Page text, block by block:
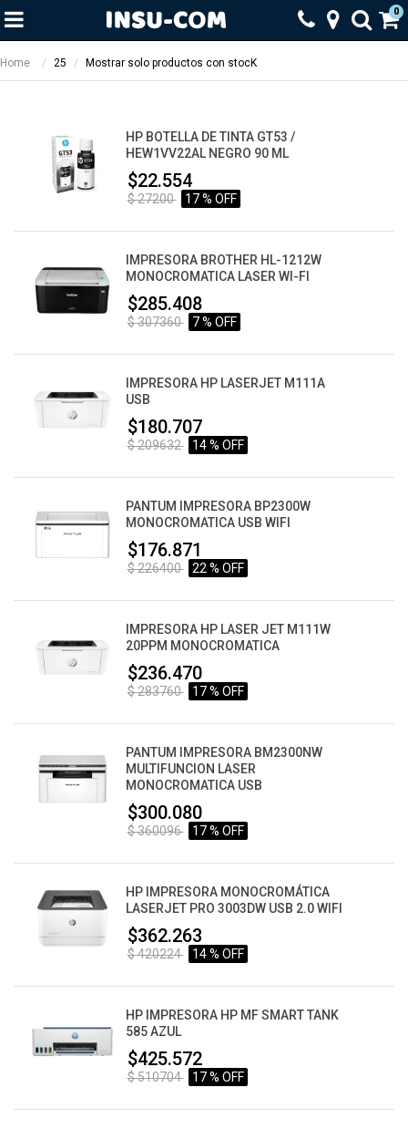
0
Home 25 Mostrar solo productos con stocK
HP BOTELLA DE TINTA GT53 /
HEW1VV22AL NEGRO 90 ML
$22.554
$ 27200 17 % OFF
IMPRESORA BROTHER HL-1212W
MONOCROMATICA LASER WI-FI
$285.408
$ 307360 7 % OFF
IMPRESORA HP LASERJET M111A
USB
$180.707
$ 209632 14 % OFF
PANTUM IMPRESORA BP2300W
MONOCROMATICA USB WIFI
$176.871
$ 226400 22 % OFF
IMPRESORA HP LASER JET M111W
20PPM MONOCROMATICA
$236.470
$ 283760 17 % OFF
PANTUM IMPRESORA BM2300NW
MULTIFUNCION LASER
MONOCROMATICA USB
$300.080
$ 360096 17 % OFF
HP IMPRESORA MONOCROMÁTICA
LASERJET PRO 3003DW USB 2.0 WIFI
$362.263
$ 420224 14 % OFF
HP IMPRESORA HP MF SMART TANK
585 AZUL
$425.572
$ 510704 17 % OFF